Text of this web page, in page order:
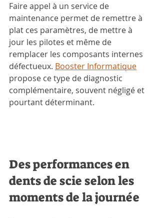
Faire appel à un service de
maintenance permet de remettre à
plat ces paramètres, de mettre à
jour les pilotes et même de
remplacer les composants internes
défectueux. Booster Informatique
propose ce type de diagnostic
complémentaire, souvent négligé et
pourtant déterminant.
Des performances en
dents de scie selon les
moments de la journée